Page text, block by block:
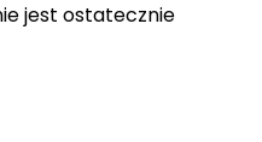
jest ostatecznie